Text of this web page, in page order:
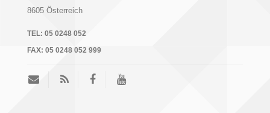
8605 Österreich
TEL: 05 0248 052
FAX: 05 0248 052 999